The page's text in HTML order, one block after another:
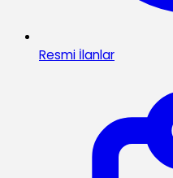
Resmi İlanlar